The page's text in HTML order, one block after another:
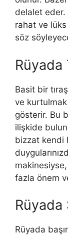
delalet eder.
rahat ve lüks
söz
Rüyada
Basit bir
ve kurtulmak
gösterir. Bu
ilişkide
bizzat kendi
makinesiyse,
fazla önem
Rüyada
Rüyada